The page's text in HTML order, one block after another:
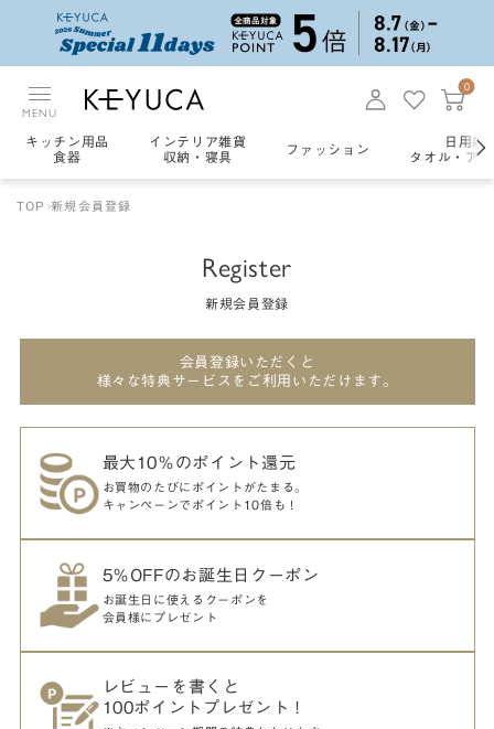
MENU
0
キッチン用品
食器
インテリア雑貨
収納・寝具
ファッション
日用雑
タオル・ア
TOP 新規会員登録
Register
新規会員登録
会員登録いただくと
様々な特典サービスをご利用いただけます。
最大10％のポイント還元
お買物のたびにポイントがたまる。
キャンペーンでポイント10倍も！
5％OFFのお誕生日クーポン
お誕生日に使えるクーポンを
会員様にプレゼント
レビューを書くと
100ポイントプレゼント！